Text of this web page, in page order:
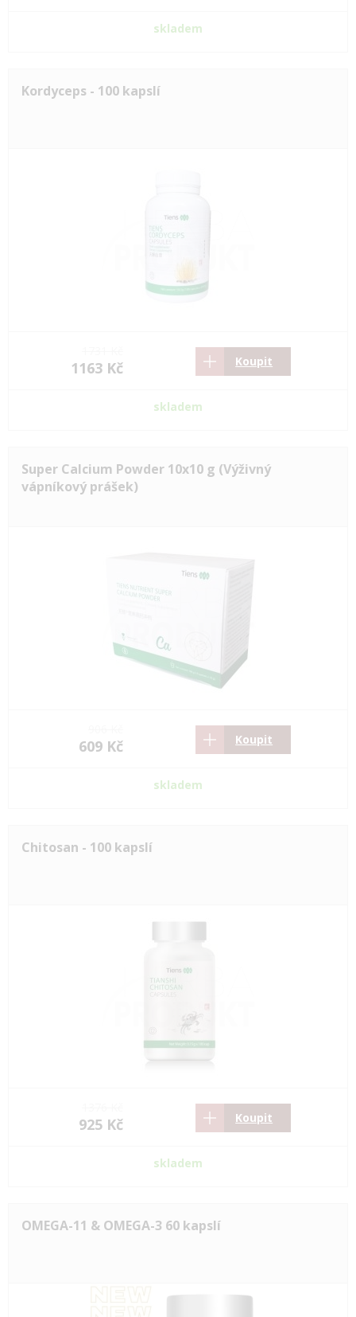
skladem
Kordyceps - 100 kapslí
1163 Kč Koupit
skladem
Super Calcium Powder 10x10 g (Výživný
vápníkový prášek)
609 Kč Koupit
skladem
Chitosan - 100 kapslí
925 Kč Koupit
skladem
OMEGA-11 & OMEGA-3 60 kapslí